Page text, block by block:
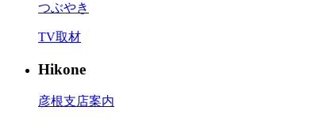
つぶやき
TV取材
Hikone
彦根支店案内